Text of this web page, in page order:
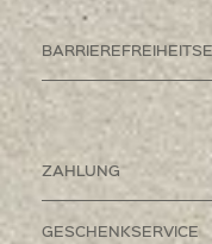
ZAHLUNG
GESCHENKSERVICE